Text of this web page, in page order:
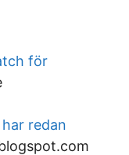
för
redan